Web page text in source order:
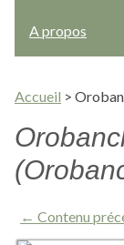
A propos
Accueil >
← Contenu